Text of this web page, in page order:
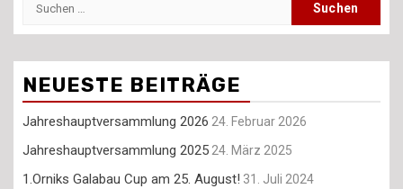
NEUESTE BEITRÄGE
Jahreshauptversammlung 2026 24. Februar 2026
Jahreshauptversammlung 202524. März 2025
1.Orniks Galabau Cup am 25. August! 31. Juli 2024